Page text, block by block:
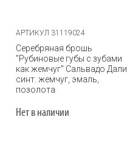
АРТИКУЛ 31119024
Серебряная брошь
"Рубиновые губы с зубами
как жемчуг" Сальвадо Дали,
синт. жемчуг, эмаль,
позолота
Нет в наличии